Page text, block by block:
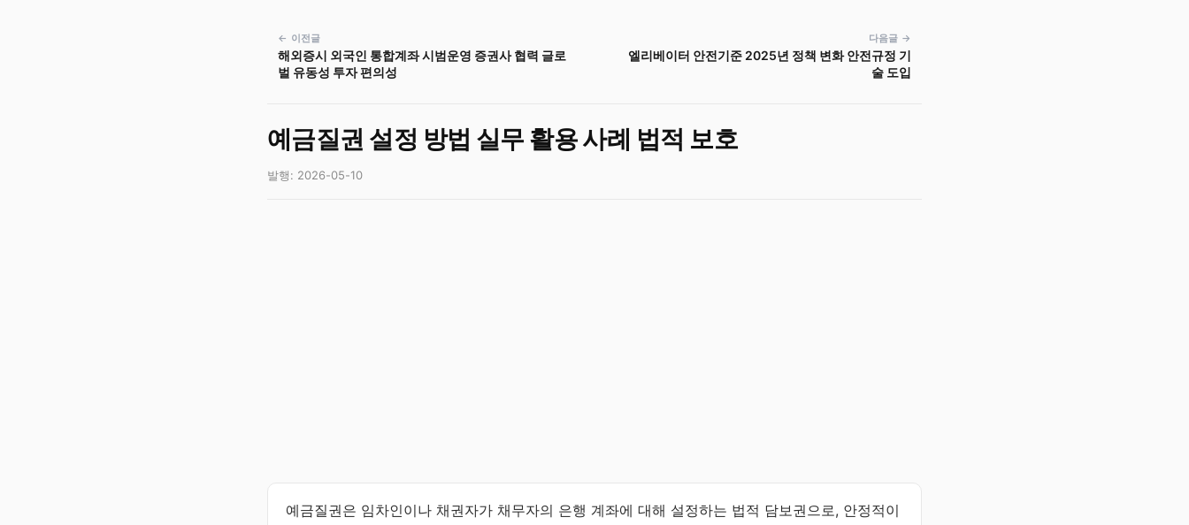
← 이전글
해외증시 외국인 통합계좌 시범운영 증권사 협력 글로
벌 유동성 투자 편의성
다음글 →
엘리베이터 안전기준 2025년 정책 변화 안전규정 기
술 도입
예금질권 설정 방법 실무 활용 사례 법적 보호
발행: 2026-05-10
예금질권은 임차인이나 채권자가 채무자의 은행 계좌에 대해 설정하는 법적 담보권으로, 안정적이